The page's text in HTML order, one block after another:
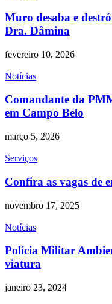
Muro desaba e
Dra. Dâmina
fevereiro 10, 2026
Notícias
Comandante da
em Campo Belo
março 5, 2026
Serviços
Confira as vagas de
novembro 17, 2025
Notícias
Polícia Militar
viatura
janeiro 23, 2024